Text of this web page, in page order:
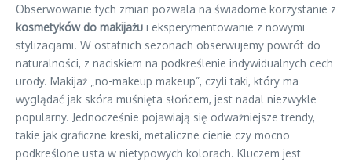
Obserwowanie tych zmian pozwala na świadome korzystanie z
kosmetyków do makijażu i eksperymentowanie z nowymi
stylizacjami. W ostatnich sezonach obserwujemy powrót do
naturalności, z naciskiem na podkreślenie indywidualnych cech
urody. Makijaż „no-makeup makeup”, czyli taki, który ma
wyglądać jak skóra muśnięta słońcem, jest nadal niezwykle
popularny. Jednocześnie pojawiają się odważniejsze trendy,
takie jak graficzne kreski, metaliczne cienie czy mocno
podkreślone usta w nietypowych kolorach. Kluczem jest